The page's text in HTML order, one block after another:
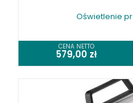
SPRĘŻARKI I NARZĘDZIA
Oświetlenie
CENA NETTO
579,00 zł